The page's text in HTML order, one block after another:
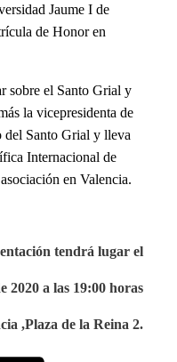
Jaume I de
de Honor en
sobre el Santo Grial y
la vicepresidenta de
Santo Grial y lleva
Internacional de
en Valencia.
tendrá lugar el
2020 a las 19:00 horas
,Plaza de la Reina 2.